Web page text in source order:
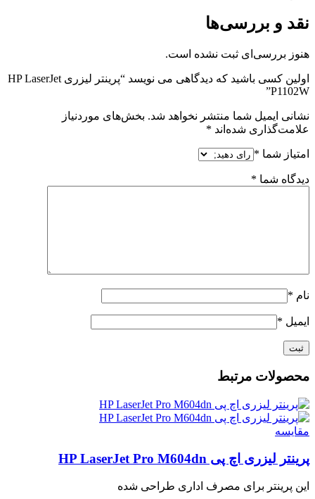
نقد و بررسی‌ها
هنوز بررسی‌ای ثبت نشده است.
اولین کسی باشید که دیدگاهی می نویسد “پرینتر لیزری HP LaserJet
P1102W”
نشانی ایمیل شما منتشر نخواهد شد. بخش‌های موردنیاز
علامت‌گذاری شده‌اند *
امتیاز شما *
دیدگاه شما *
نام *
ایمیل *
محصولات مرتبط
مقايسه
پرینتر لیزری اچ پی HP LaserJet Pro M604dn
این پرینتر برای مصرف اداری طراحی شده